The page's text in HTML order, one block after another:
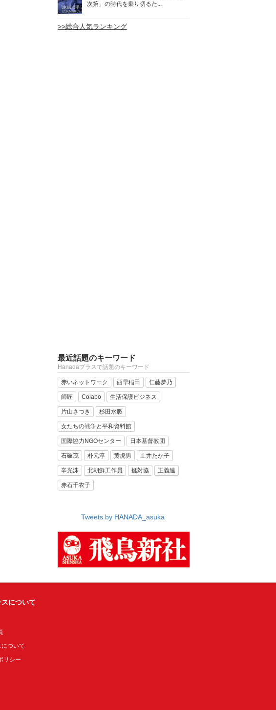
次第」の時代を乗り切るた...
>>総合人気ランキング
最近話題のキーワード
Hanadaプラスで話題のキーワード
赤いネットワーク 西早稲田 仁藤夢乃
師匠 Colabo 生活保護ビジネス
片山さつき 杉田水脈
女たちの戦争と平和資料館
国際協力NGOセンター 日本基督教団
石破茂 朴元淳 黄虎男 土井たか子
辛光洙 北朝鮮工作員 挺対協 正義連
赤石千衣子
Tweets by HANADA_asuka
について
ついて
リシー